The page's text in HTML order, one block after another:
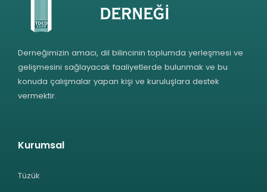
Derneğimizin amacı, dil bilincinin toplumda yerleşmesi ve
gelişmesini sağlayacak faaliyetlerde bulunmak ve bu
konuda çalışmalar yapan kişi ve kuruluşlara destek
vermektir.
Kurumsal
Tüzük